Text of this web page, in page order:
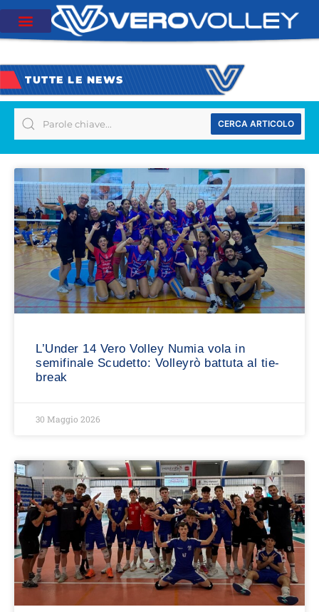
TUTTE LE NEWS
CERCA ARTICOLO
L’Under 14 Vero Volley Numia vola in
semifinale Scudetto: Volleyrò battuta al tie-
break
30 Maggio 2026